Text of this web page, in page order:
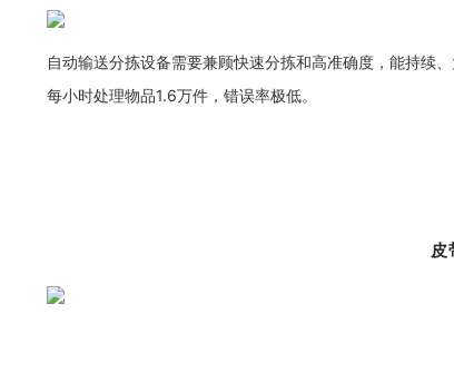
自动输送分拣设备需要兼顾快速分拣和高准确度，能持续
每小时处理物品1.6万件，错误率极低。
皮